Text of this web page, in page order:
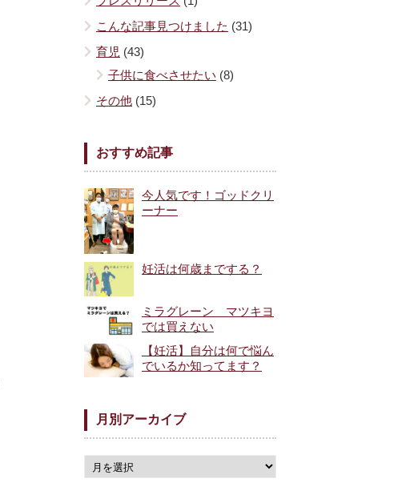
こんな記事見つけました (31)
育児 (43)
子供に食べさせたい (8)
その他 (15)
おすすめ記事
今人気です！ゴッドクリ
ーナー
妊活は何歳までする？
ミラグレーン マツキヨ
では買えない
【妊活】自分は何で悩ん
でいるか知ってます？
月別アーカイブ